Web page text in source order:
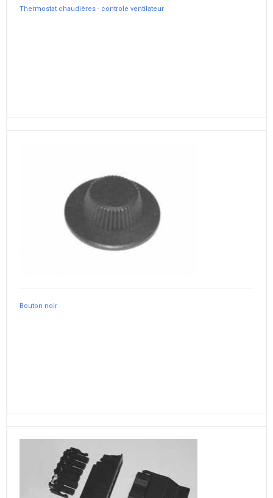
Thermostat chaudières - controle ventilateur
Bouton noir